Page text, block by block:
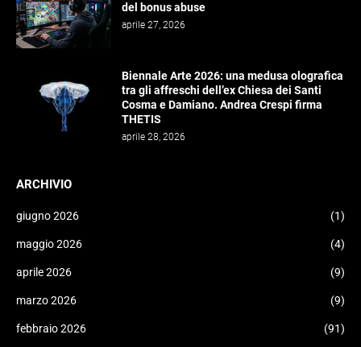
del bonus abuse
aprile 27, 2026
Biennale Arte 2026: una medusa olografica
tra gli affreschi dell’ex Chiesa dei Santi
Cosma e Damiano. Andrea Crespi firma
THETIS
aprile 28, 2026
ARCHIVIO
giugno 2026 (1)
maggio 2026 (4)
aprile 2026 (9)
marzo 2026 (9)
febbraio 2026 (91)